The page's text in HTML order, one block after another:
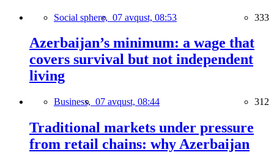
Social sphere, 07 avqust, 08:53 333
Azerbaijan’s minimum: a wage that
covers survival but not independent
living
Business, 07 avqust, 08:44 312
Traditional markets under pressure
from retail chains: why Azerbaijan